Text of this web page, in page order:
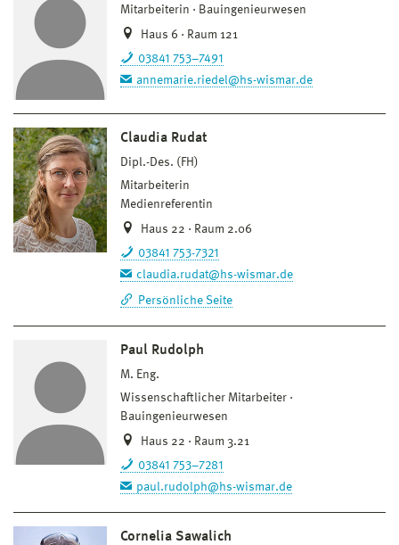
Mitarbeiterin
Bauingenieurwesen
Haus 6 · Raum 121
03841 753–7491
annemarie.riedel@hs-wismar.de
Claudia Rudat
Dipl.-Des. (FH)
Mitarbeiterin
Medienreferentin
Haus 22 · Raum 2.06
03841 753-7321
claudia.rudat@hs-wismar.de
Persönliche Seite
Paul Rudolph
M. Eng.
Wissenschaftlicher Mitarbeiter
Bauingenieurwesen
Haus 22 · Raum 3.21
03841 753–7281
paul.rudolph@hs-wismar.de
Cornelia Sawalich